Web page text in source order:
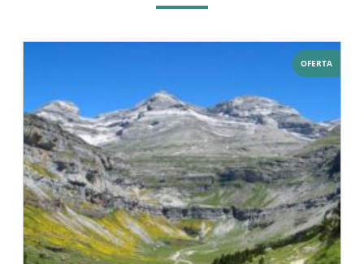
OFERTA